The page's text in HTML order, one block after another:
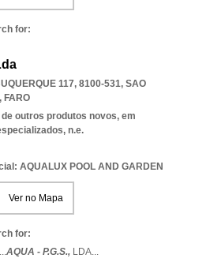
for:
117, 8100-531, SAO
, FARO
outros produtos novos, em
n.e.
AQUALUX POOL AND GARDEN
Ver no Mapa
for:
AQUA - P.G.S., LDA...